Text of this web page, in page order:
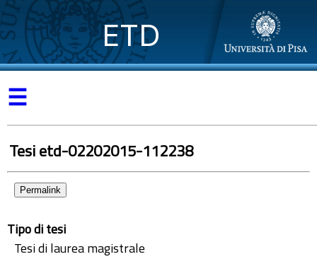
ETD
☰
Tesi etd-02202015-112238
Permalink
Tipo di tesi
Tesi di laurea magistrale